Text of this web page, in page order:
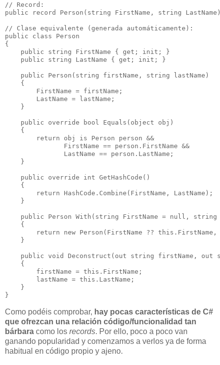
// Record:
public record Person(string FirstName, string
// Clase equivalente (generada automáticamente):
public class Person
{
    public string FirstName { get; init; }
    public string LastName { get; init; }
    public Person(string firstName, string lastName)
    {
        FirstName = firstName;
        LastName = lastName;
    }
    public override bool Equals(object obj)
    {
        return obj is Person person &&
               FirstName == person.FirstName &&
               LastName == person.LastName;
    }
    public override int GetHashCode()
    {
        return HashCode.Combine(FirstName, LastName);
    }
public Person With(string FirstName = null, string
    {
return new Person(FirstName ??
    }
public void Deconstruct(out string firstName, out
    {
        firstName = this.FirstName;
        lastName = this.LastName;
    }
Como podéis comprobar, hay pocas características de C#
que ofrezcan una relación código/funcionalidad tan
bárbara como los records. Por ello, poco a poco van
ganando popularidad y comenzamos a verlos ya de forma
habitual en código propio y ajeno.